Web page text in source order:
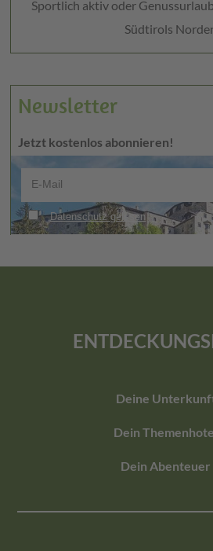
Sportlich aktiv oder
Südtirols Norden
Newsletter
Jetzt kostenlos abonnieren!
Deine
Dein
Dein Abenteuer